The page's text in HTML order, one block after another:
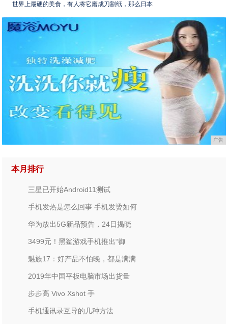
世界上最硬的美食，有人将它磨成刀割纸，那么日本
广告
本月排行
三星已开始Android11测试
手机发热是怎么回事 手机发烫如何
华为放出5G新品预告，24日揭晓
3499元！黑鲨游戏手机推出“御
魅族17：好产品不怕晚，都是满满
2019年中国平板电脑市场出货量
步步高 Vivo Xshot 手
手机通讯录互导的几种方法